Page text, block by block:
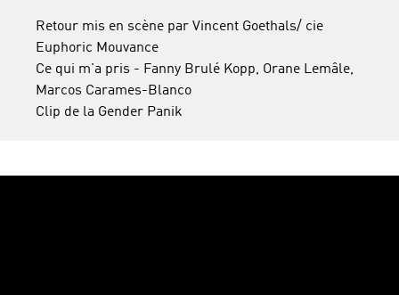
Retour mis en scène par Vincent Goethals/ cie
Euphoric Mouvance
Ce qui m'a pris - Fanny Brulé Kopp, Orane Lemâle,
Marcos Carames-Blanco
Clip de la Gender Panik